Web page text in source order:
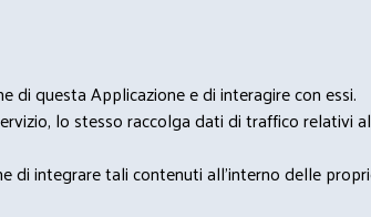
questa Applicazione e di interagire con essi.
lo stesso raccolga dati di traffico relativi
di integrare tali contenuti all'interno delle